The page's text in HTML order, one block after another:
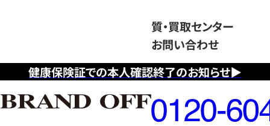
健康保険証での本人確認終了のお知らせ▶
質・買取センター
お問い合わせ
フ
リ
ー